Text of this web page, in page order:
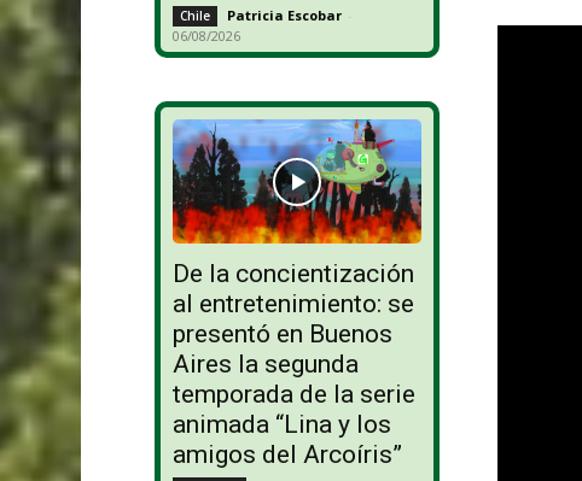
Chile Patricia Escobar -
06/08/2026
De la concientización
al entretenimiento: se
presentó en Buenos
Aires la segunda
temporada de la serie
animada “Lina y los
amigos del Arcoíris”